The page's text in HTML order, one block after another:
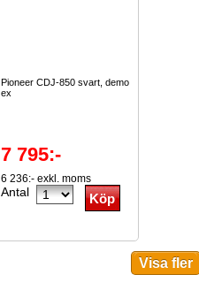
Pioneer CDJ-850 svart, demo
ex
7 795:-
6 236:- exkl. moms
Antal